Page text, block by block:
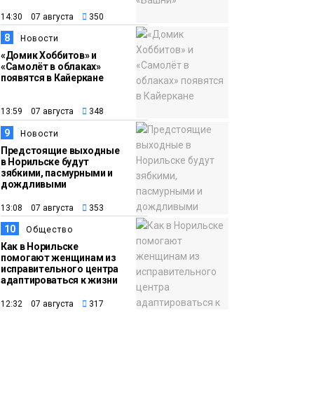
14:30 07 августа 350
8 Новости
«Домик Хоббитов» и
«Самолёт в облаках»
появятся в Кайеркане
13:59 07 августа 348
9 Новости
Предстоящие выходные
в Норильске будут
зябкими, пасмурными и
дождливыми
13:08 07 августа 353
10 Общество
Как в Норильске
помогают женщинам из
исправительного центра
адаптироваться к жизни
12:32 07 августа 317